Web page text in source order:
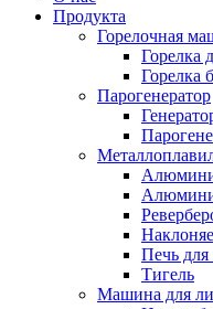
Продукта
Горелочная
Горелка
Горелка
Парогенератор
Печь для
Тигель
Машина для